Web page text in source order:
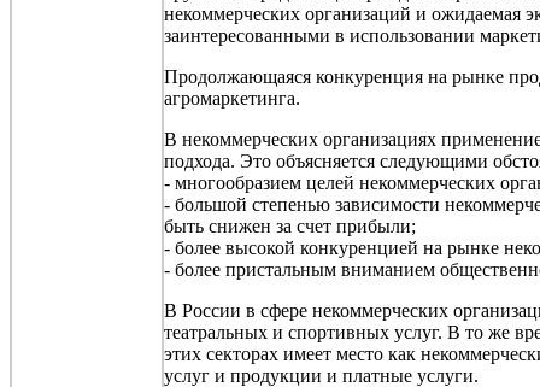
некоммерческих организаций и ожидаемая
заинтересованными в использовании
Продолжающаяся конкуренция на рынке
агромаркетинга.
В некоммерческих организациях
подхода. Это объясняется следующими
- многообразием целей некоммерческих
- большой степенью зависимости
быть снижен за счет прибыли;
- более высокой конкуренцией на рынке
- более пристальным вниманием
В России в сфере некоммерческих
театральных и спортивных услуг. В то же
этих секторах имеет место как
услуг и продукции и платные услуги.